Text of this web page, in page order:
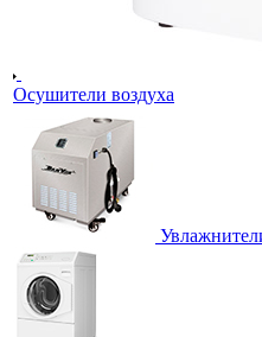
Осушители воздуха